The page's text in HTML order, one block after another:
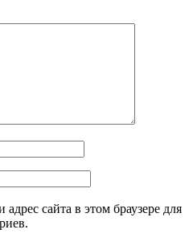
сайта в этом браузере для